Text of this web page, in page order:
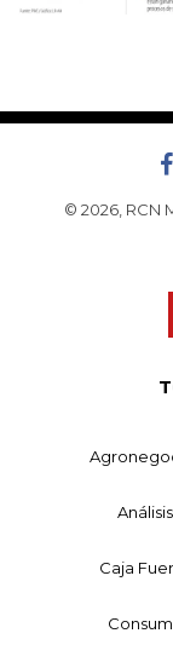
© 2026, RCN
Análisis
Caja